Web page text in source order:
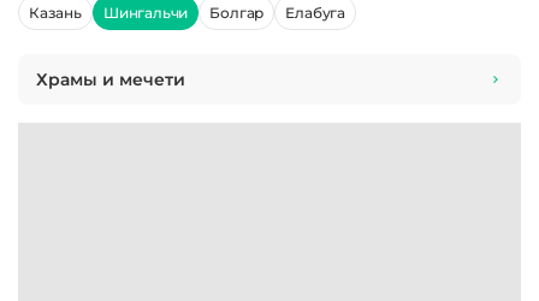
Казань Шингальчи Болгар Елабуга
Храмы и мечети
Все 1